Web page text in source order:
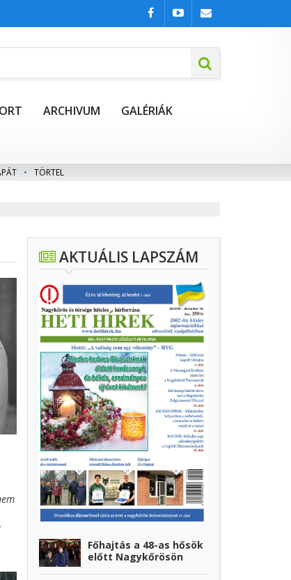
ARCHIVUM GALÉRIÁK
• TÖRTEL
AKTUÁLIS LAPSZÁM
Főhajtás a 48-as hősök
előtt Nagykőrösön